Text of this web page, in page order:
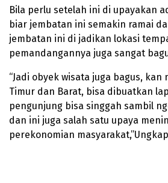
Bila perlu setelah ini di upayakan
biar jembatan ini semakin ramai
jembatan ini di jadikan lokasi
pemandangannya juga sangat
“Jadi obyek wisata juga bagus,
Timur dan Barat, bisa dibuatkan
pengunjung bisa singgah sambil
dan ini juga salah satu upaya
perekonomian